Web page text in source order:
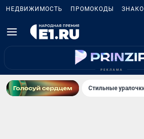
НЕДВИЖИМОСТЬ ПРОМОКОДЫ
Стильные